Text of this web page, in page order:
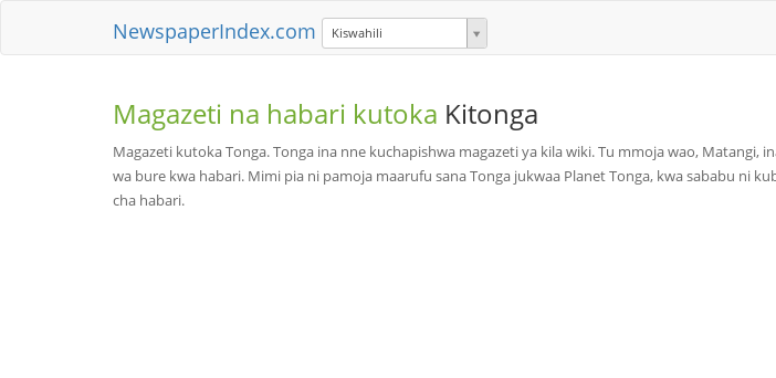
NewspaperIndex.com Kiswahili
Magazeti na habari kutoka Kitonga
Magazeti kutoka Tonga. Tonga ina nne kuchapishwa magazeti ya kila wiki. Tu mmoja wao, Matangi,
wa bure kwa habari. Mimi pia ni pamoja maarufu sana Tonga jukwaa Planet Tonga, kwa sababu ni
cha habari.